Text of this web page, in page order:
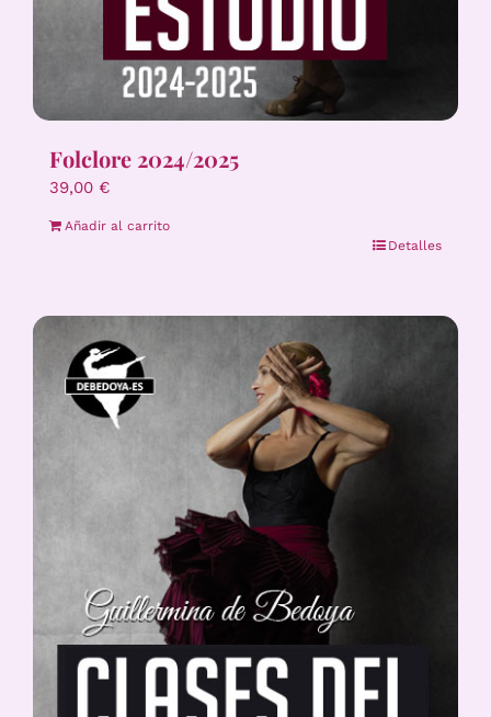
Folclore 2024/2025
39,00 €
Añadir al carrito
Detalles